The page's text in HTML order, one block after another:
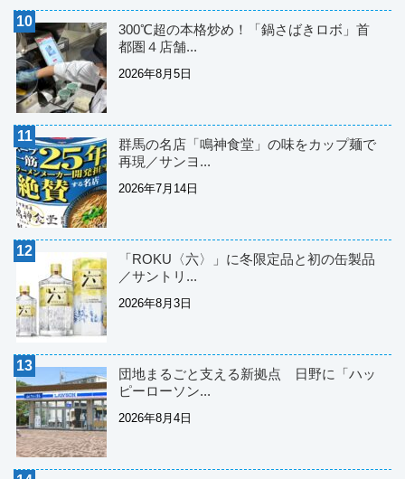
300℃超の本格炒め！「鍋さばきロボ」首
都圏４店舗...
2026年8月5日
群馬の名店「鳴神食堂」の味をカップ麺で
再現／サンヨ...
2026年7月14日
「ROKU〈六〉」に冬限定品と初の缶製品
／サントリ...
2026年8月3日
団地まるごと支える新拠点 日野に「ハッ
ピーローソン...
2026年8月4日